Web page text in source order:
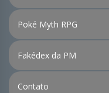
Poké Myth RPG
Fakédex da PM
Contato